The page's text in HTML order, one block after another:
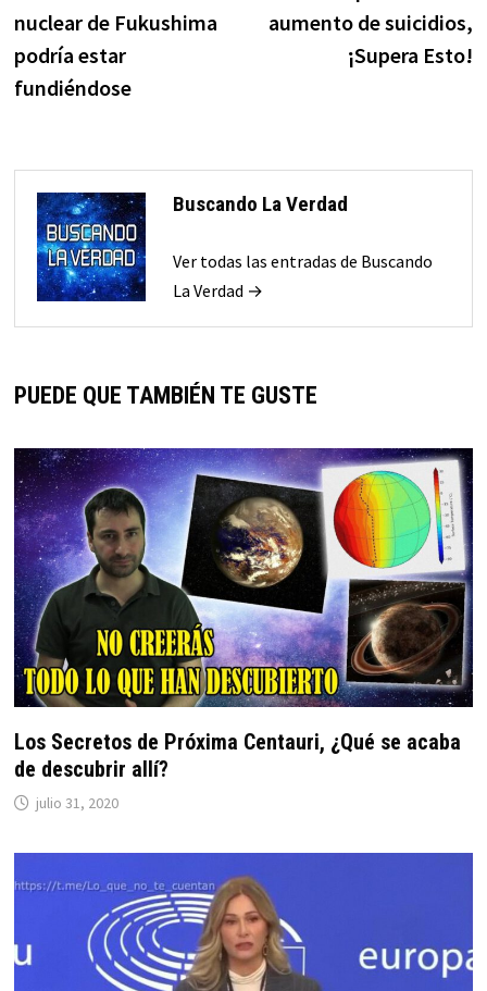
entradas
nuclear de Fukushima
podría estar
fundiéndose
aumento de suicidios,
¡Supera Esto!
Buscando La Verdad
Ver todas las entradas de Buscando
La Verdad →
PUEDE QUE TAMBIÉN TE GUSTE
Los Secretos de Próxima Centauri, ¿Qué se acaba
de descubrir allí?
julio 31, 2020